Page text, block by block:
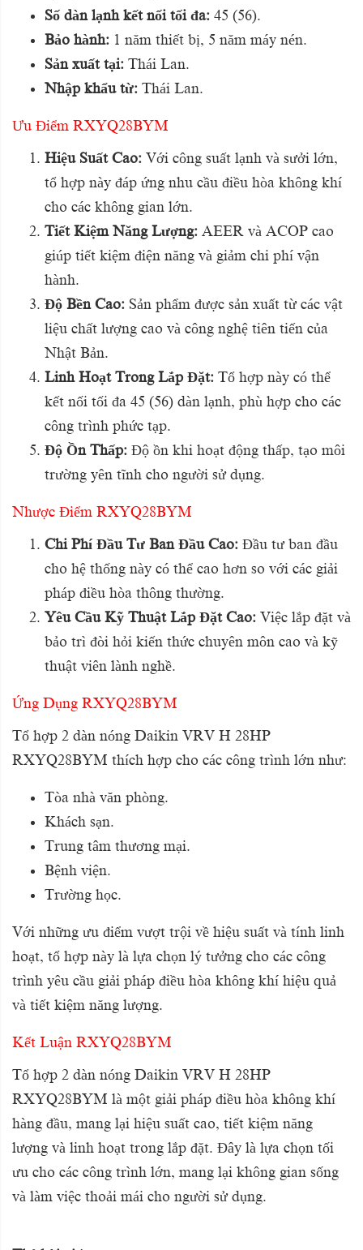
Số dàn lạnh kết nối tối đa: 45 (56).
Bảo hành: 1 năm thiết bị, 5 năm máy nén.
Sản xuất tại: Thái Lan.
Nhập khẩu từ: Thái Lan.
Ưu Điểm RXYQ28BYM
Hiệu Suất Cao: Với công suất lạnh và sưởi lớn,
tổ hợp này đáp ứng nhu cầu điều hòa không khí
cho các không gian lớn.
Tiết Kiệm Năng Lượng: AEER và ACOP cao
giúp tiết kiệm điện năng và giảm chi phí vận
hành.
Độ Bền Cao: Sản phẩm được sản xuất từ các vật
liệu chất lượng cao và công nghệ tiên tiến của
Nhật Bản.
Linh Hoạt Trong Lắp Đặt: Tổ hợp này có thể
kết nối tối đa 45 (56) dàn lạnh, phù hợp cho các
công trình phức tạp.
Độ Ồn Thấp: Độ ồn khi hoạt động thấp, tạo môi
trường yên tĩnh cho người sử dụng.
Nhược Điểm RXYQ28BYM
Chi Phí Đầu Tư Ban Đầu Cao: Đầu tư ban đầu
cho hệ thống này có thể cao hơn so với các giải
pháp điều hòa thông thường.
Yêu Cầu Kỹ Thuật Lắp Đặt Cao: Việc lắp đặt và
bảo trì đòi hỏi kiến thức chuyên môn cao và kỹ
thuật viên lành nghề.
Ứng Dụng RXYQ28BYM
Tổ hợp 2 dàn nóng Daikin VRV H 28HP
RXYQ28BYM thích hợp cho các công trình lớn như:
Tòa nhà văn phòng.
Khách sạn.
Trung tâm thương mại.
Bệnh viện.
Trường học.
Với những ưu điểm vượt trội về hiệu suất và tính linh
hoạt, tổ hợp này là lựa chọn lý tưởng cho các công
trình yêu cầu giải pháp điều hòa không khí hiệu quả
và tiết kiệm năng lượng.
Kết Luận RXYQ28BYM
Tổ hợp 2 dàn nóng Daikin VRV H 28HP
RXYQ28BYM là một giải pháp điều hòa không khí
hàng đầu, mang lại hiệu suất cao, tiết kiệm năng
lượng và linh hoạt trong lắp đặt. Đây là lựa chọn tối
ưu cho các công trình lớn, mang lại không gian sống
và làm việc thoải mái cho người sử dụng.